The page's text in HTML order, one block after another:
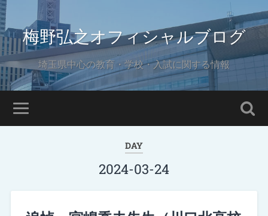
梅野弘之オフィシャルブログ
埼玉県中心の教育・学校・入試に関する情報
DAY
2024-03-24